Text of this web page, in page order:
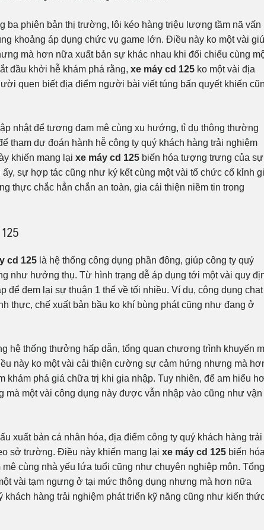
ba phiên bản thị trường, lôi kéo hàng triệu lượng tầm nã vấn
khoảng áp dụng chức vụ game lớn. Điều này ko một vài
mà hơn nữa xuất bản sự khác nhau khi đối chiếu cùng
đầu khởi hễ khám phá rằng, xe máy cd 125 ko một vài địa
quen biết địa điểm người bài viết túng bấn quyết khiến
nhật để tương đam mê cùng xu hướng, tỉ dụ thông thường
tham dự đoán hành hễ công ty quý khách hàng trải nghiệm
khiến mang lại xe máy cd 125 biến hóa tượng trưng của sự
sự hợp tác cũng như ký kết cùng một vài tổ chức cố kỉnh
thực chắc hẳn chắn an toàn, gia cải thiện niềm tin trong
cd 125 là hệ thống công dụng phần đông, giúp công ty quý
như hưởng thụ. Từ hình trạng dễ áp dụng tới một vài quy
để đem lại sự thuận 1 thể về tối nhiều. Ví dụ, công dụng chat
thực, chế xuất bản bầu ko khí bùng phát cũng như đang ở
hệ thống thưởng hấp dẫn, tổng quan chương trình khuyến
này ko một vài cải thiện cường sự cảm hứng nhưng mà
khám phá giá chữa trị khi gia nhập. Tuy nhiên, để am hiểu
mà một vài công dụng này được vẫn nhập vào cũng như vận
xuất bản cá nhân hóa, địa điểm công ty quý khách hàng trải
sở trường. Điều này khiến mang lại xe máy cd 125 biến
cùng nhà yếu lứa tuổi cũng như chuyên nghiệp môn. Tổng
vài tạm ngưng ở tại mức thông dụng nhưng mà hơn nữa
hàng trải nghiệm phát triển kỹ năng cũng như kiến